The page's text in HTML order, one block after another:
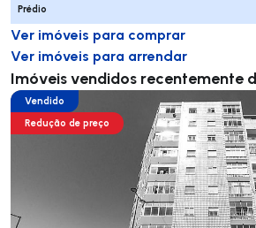
Prédio
Ver imóveis para comprar
Ver imóveis para arrendar
Imóveis vendidos recentemente
Vendido
Redução de preço